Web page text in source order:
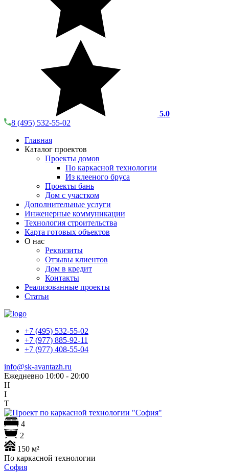
5.0
8 (495) 532-55-02
Главная
Каталог проектов
Проекты домов
По каркасной технологии
Из клееного бруса
Проекты бань
Дом с участком
Дополнительные услуги
Инженерные коммуникации
Технология строительства
Карта готовых объектов
О нас
Реквизиты
Отзывы клиентов
Дом в кредит
Контакты
Реализованные проекты
Статьи
+7 (495) 532-55-02
+7 (977) 885-92-11
+7 (977) 408-55-04
info@sk-avantazh.ru
Ежедневно 10:00 - 20:00
H
I
T
4
2
150 м²
По каркасной технологии
София